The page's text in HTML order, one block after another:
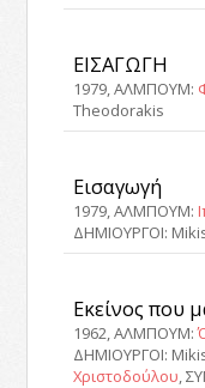
ΕΙΣΑΓΩΓΗ
1979, ΑΛΜΠΟΥΜ:
Theodorakis
Εισαγωγή
1979, ΑΛΜΠΟΥΜ:
ΔΗΜΙΟΥΡΓΟΙ:
Εκείνος που
1962, ΑΛΜΠΟΥΜ:
ΔΗΜΙΟΥΡΓΟΙ:
Χριστοδούλου,